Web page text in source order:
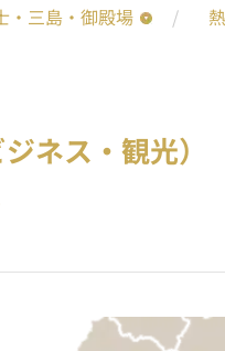
・三島・御殿場
ネス・観光）